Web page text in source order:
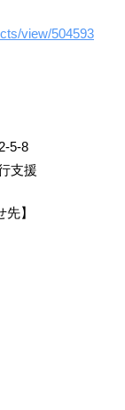
view/504593
5-8
支援
】